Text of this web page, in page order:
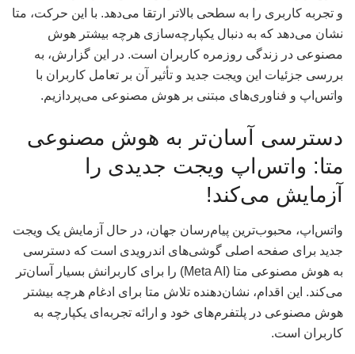
و تجربه کاربری را به سطحی بالاتر ارتقا می‌دهد. با این حرکت، متا
نشان می‌دهد که به دنبال یکپارچه‌سازی هرچه بیشتر هوش
مصنوعی در زندگی روزمره کاربران است. در این گزارش، به
بررسی جزئیات این ویجت جدید و تأثیر آن بر تعامل کاربران با
واتس‌اپ و فناوری‌های مبتنی بر هوش مصنوعی می‌پردازیم.
دسترسی آسان‌تر به هوش مصنوعی
متا: واتس‌اپ ویجت جدیدی را
آزمایش می‌کند!
واتس‌اپ، محبوب‌ترین پیام‌رسان جهان، در حال آزمایش یک ویجت
جدید برای صفحه اصلی گوشی‌های اندرویدی است که دسترسی
به هوش مصنوعی متا (Meta AI) را برای کاربرانش بسیار آسان‌تر
می‌کند. این اقدام، نشان‌دهنده تلاش متا برای ادغام هرچه بیشتر
هوش مصنوعی در پلتفرم‌های خود و ارائه تجربه‌ای یکپارچه به
کاربران است.